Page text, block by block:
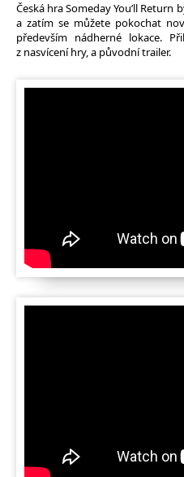
Česká hra Someday You’ll
a zatím se můžete pokochat
především nádherné lokace.
z nasvícení hry, a původní trailer.